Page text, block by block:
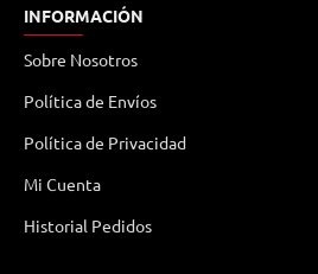
INFORMACIÓN
Sobre Nosotros
Política de Envíos
Política de Privacidad
Mi Cuenta
Historial Pedidos